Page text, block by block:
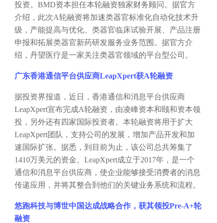
投资。BMD资本担任本轮融资独家财务顾问。据官方
介绍，此次A轮融资将加速类器官标准化自动化技术升
级，产能提高与优化、类器官临床试验开展、产品注册
申报和拓展类器官新药研发服务业务范围。据官方介
绍，丹望医疗是一家关注类器官领域的平台型公司。
广东香港通信平台供应商LeapXpert获A轮融资
据投资界报道，近日，香港通信和消息平台供应商
LeapXpert宣布完成A轮融资，由凌峰资本和颐和资本领
投，另外还有四家国际投资者。本轮融资将用于扩大
LeapXpert团队，支持公司的发展，增加产品开发和加
速国际扩张。据悉，到目前为止，该公司总共筹集了
1410万美元的资金。LeapXpert成立于2017年，是一个
通信和消息平台供应商，使企业能够接受消费者的消息
传递应用，并将其整合到他们的关键业务系统和流程。
悠跑科技与博世中国达成战略合作，获其领投Pre-A+轮
融资